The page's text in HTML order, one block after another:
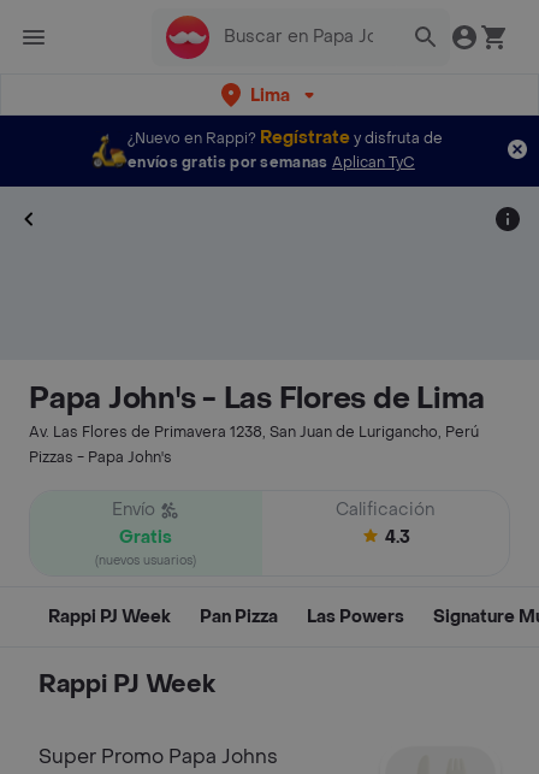
Lima
¿Nuevo en Rappi? Regístratey disfruta de
envíos gratis por semanas Aplican TyC
Papa John's - Las Flores de Lima
Av. Las Flores de Primavera 1238, San Juan de Lurigancho, Perú
Pizzas - Papa John's
Envío
Gratis
(nuevos usuarios)
Calificación
4.3
Rappi PJ Week Pan Pizza Las Powers Signature
Rappi PJ Week
Super Promo Papa Johns